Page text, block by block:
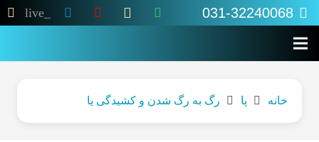
031-32240068
live_tv
خانه پا رگ به رگ شدن و کشیدگی یا